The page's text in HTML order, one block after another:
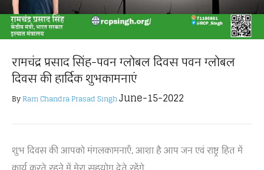
रामचंद्र प्रसाद सिंह-पवन ग्लोबल दिवस पवन ग्लोबल
दिवस की हार्दिक शुभकामनाएं
ByRam Chandra Prasad SinghJune-15-2022
शुभ दिवस की आपको मंगलकामनाएँ, आशा है आप जन एवं राष्ट्र हित में